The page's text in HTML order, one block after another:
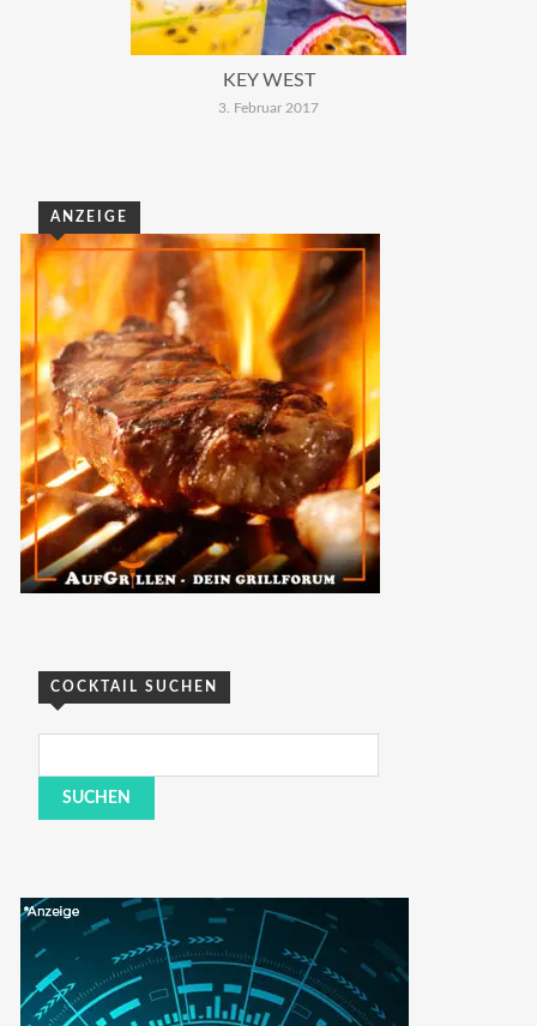
KEY WEST
3. Februar 2017
ANZEIGE
COCKTAIL SUCHEN